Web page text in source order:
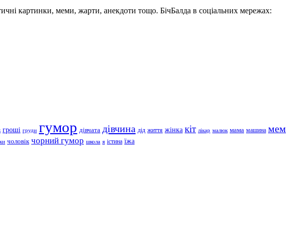
картинки, меми, жарти, анекдоти тощо. БічБалда в соціальних мережах:
гроші груди гумор дівчата дівчина дід життя жінка кіт лікар малюк мама машина мем
чоловік чорний гумор школа я істина їжа